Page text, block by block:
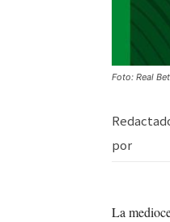
Foto: Real
por
La